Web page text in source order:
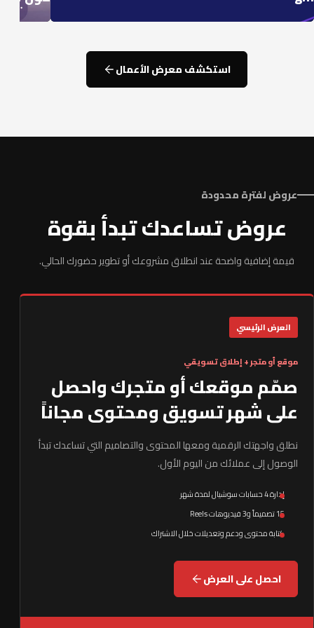
استكشف معرض الأعمال
عروض لفترة محدودة
عروض تساعدك تبدأ بقوة
قيمة إضافية واضحة عند انطلاق مشروعك أو تطوير حضورك الحالي.
العرض الرئيسي
موقع أو متجر + إطلاق تسويقي
صمّم موقعك أو متجرك واحصل
على شهر تسويق ومحتوى مجاناً
نطلق واجهتك الرقمية ومعها المحتوى والتصاميم التي تساعدك تبدأ
الوصول إلى عملائك من اليوم الأول.
إدارة 4 حسابات سوشيال لمدة شهر
15 تصميماً و3 فيديوهات Reels
كتابة محتوى ودعم وتعديلات خلال الاشتراك
احصل على العرض